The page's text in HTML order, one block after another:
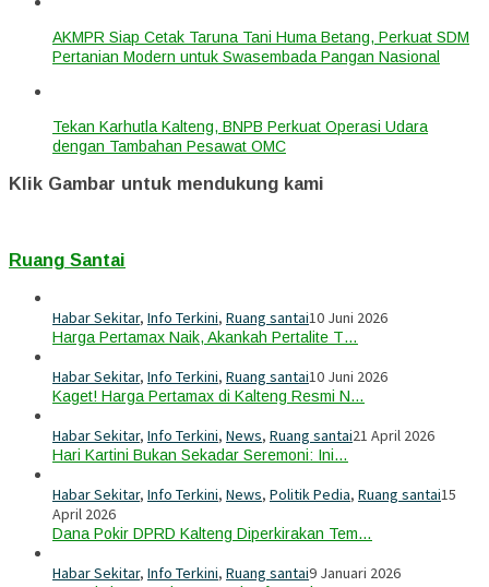
AKMPR Siap Cetak Taruna Tani Huma Betang, Perkuat SDM
Pertanian Modern untuk Swasembada Pangan Nasional
Tekan Karhutla Kalteng, BNPB Perkuat Operasi Udara
dengan Tambahan Pesawat OMC
Klik Gambar untuk mendukung kami
Ruang Santai
Habar Sekitar, Info Terkini, Ruang santai10 Juni 2026
Harga Pertamax Naik, Akankah Pertalite T…
Habar Sekitar, Info Terkini, Ruang santai10 Juni 2026
Kaget! Harga Pertamax di Kalteng Resmi N…
Habar Sekitar, Info Terkini, News, Ruang santai21 April 2026
Hari Kartini Bukan Sekadar Seremoni: Ini…
Habar Sekitar, Info Terkini, News, Politik Pedia, Ruang santai15
April 2026
Dana Pokir DPRD Kalteng Diperkirakan Tem…
Habar Sekitar, Info Terkini, Ruang santai9 Januari 2026